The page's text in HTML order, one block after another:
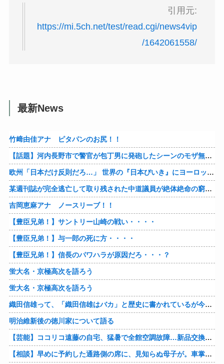
引用元:
https://mi.5ch.net/test/read.cgi/news4vip
/1642061558/
最新News
竹﨑由佳アナ ピタパンのお尻！！
【話題】河内長野市で警官が包丁男に発砲したシーンのモザ無し映像が公開される。
欧州「日本だけ反則だろ…」 世界の『日本びいき』にヨーロッパ全土から不満の声
某週刊誌が完全逃亡して取り残された中道議員が絶体絶命の窮地、「今度は宏池会に矛先を向けたか……」と節操の無さに呆れる人が続出
吉岡恵麻アナ ノースリーブ！！
【豊臣兄弟！】サントリー山崎の戦い・・・・
【豊臣兄弟！】与一郎の死に方・・・・
【豊臣兄弟！】信長のパワハラが原因だろ・・・？
蛍大名・京極高次を語ろう
蛍大名・京極高次を語ろう
織田信雄って、「織田信雄はバカ」と歴史に書かれているが今まで家が残っているんでバカではないよな？
明治維新後の徳川家について語る
【芸能】ココリコ遠藤の自宅、猛暑で全館空調故障…新品交換費300万円…高額費用に「高すぎる」
【相談】早めに予約した通路側の席に、見知らぬ母子が。車掌の呼びかけにも「目を閉じて無視」して居座られました。無理やり奪われた席は、結局“やったもん勝ち”になってしまうのでしょうか？